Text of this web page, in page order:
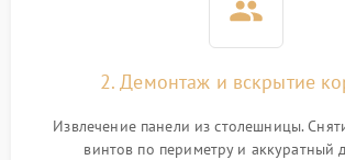
2. Демонтаж и вскрытие
Извлечение панели из столешницы.
винтов по периметру и аккуратный